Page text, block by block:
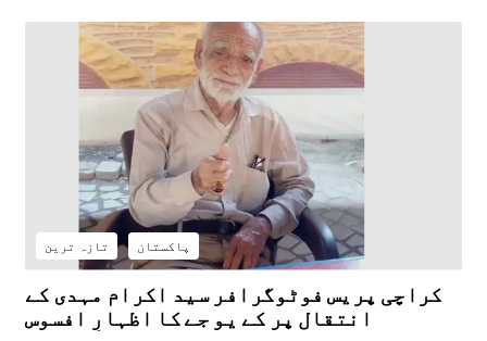
پاکستان تازہ ترین
کراچی پریس فوٹوگرافر سید اکرام مہدی کے
انتقال پر کے یو جے کا اظہارِ افسوس